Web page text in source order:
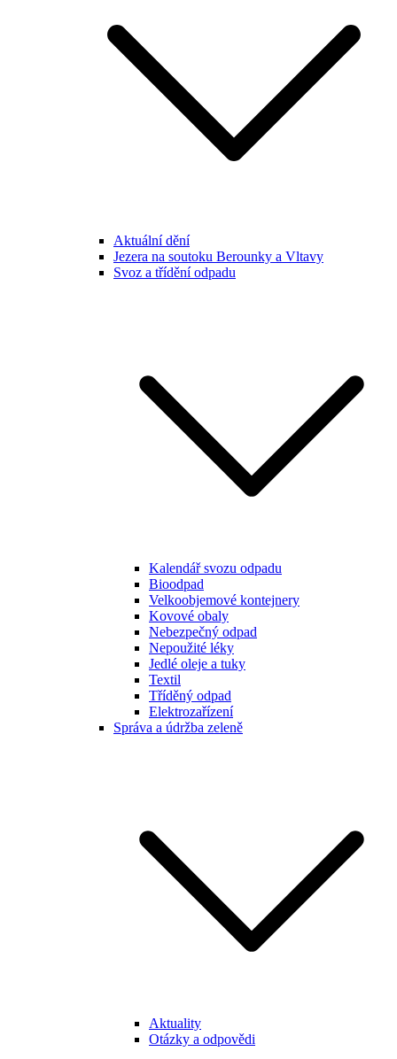
Aktuální dění
Jezera na soutoku Berounky a Vltavy
Svoz a třídění odpadu
Kalendář svozu odpadu
Bioodpad
Velkoobjemové kontejnery
Kovové obaly
Nebezpečný odpad
Nepoužité léky
Jedlé oleje a tuky
Textil
Tříděný odpad
Elektrozařízení
Správa a údržba zeleně
Aktuality
Otázky a odpovědi